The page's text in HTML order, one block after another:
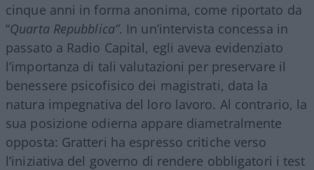
cinque anni in forma anonima, come riportato da
“Quarta Repubblica”. In un’intervista concessa in
passato a Radio Capital, egli aveva evidenziato
l’importanza di tali valutazioni per preservare il
benessere psicofisico dei magistrati, data la
natura impegnativa del loro lavoro. Al contrario, la
sua posizione odierna appare diametralmente
opposta: Gratteri ha espresso critiche verso
l’iniziativa del governo di rendere obbligatori i test